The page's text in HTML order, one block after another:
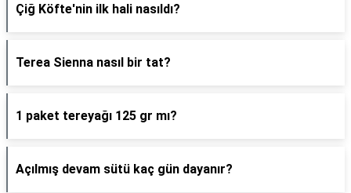
Çiğ Köfte'nin ilk hali nasıldı?
Terea Sienna nasıl bir tat?
1 paket tereyağı 125 gr mı?
Açılmış devam sütü kaç gün dayanır?